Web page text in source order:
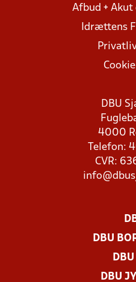
Afbud +
Idrættens
DBU
4000
Telefon:
CVR:
DBU
DBU
DBU